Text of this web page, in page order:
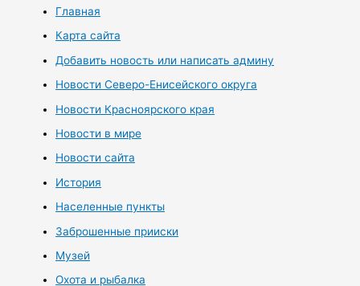
Главная
Карта сайта
Добавить новость или написать админу
Новости Северо-Енисейского округа
Новости Красноярского края
Новости в мире
Новости сайта
История
Населенные пункты
Заброшенные прииски
Музей
Охота и рыбалка